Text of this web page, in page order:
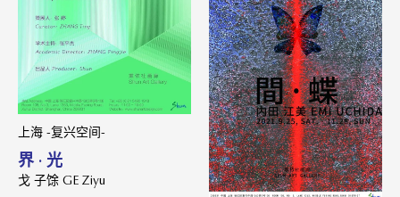
上海 -复兴空间-
界 · 光
戈 子馀 GE Ziyu